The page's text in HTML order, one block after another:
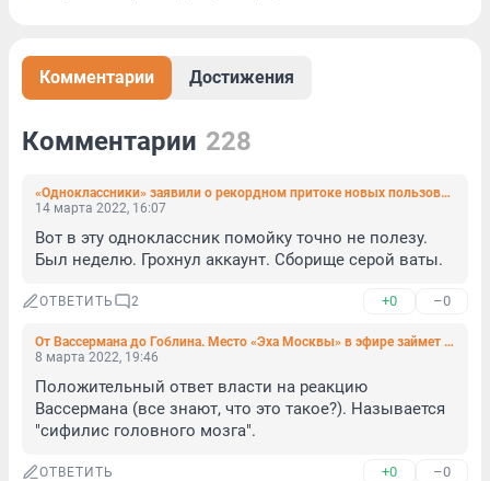
Комментарии Достижения
Комментарии 228
«Одноклассники» заявили о рекордном притоке новых пользователей
14 марта 2022, 16:07
Вот в эту одноклассник помойку точно не полезу.
Был неделю. Грохнул аккаунт. Сборище серой ваты.
ОТВЕТИТЬ 2 +0 –0
От Вассермана до Гоблина. Место «Эха Москвы» в эфире займет радио Sputnik
8 марта 2022, 19:46
Положительный ответ власти на реакцию
Вассермана (все знают, что это такое?). Называется
"сифилис головного мозга".
ОТВЕТИТЬ +0 –0